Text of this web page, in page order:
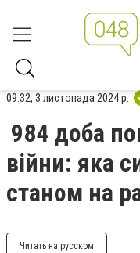
09:32, 3 листопада 2024 р.
984 доба
війни: яка
станом на
Читать на русском